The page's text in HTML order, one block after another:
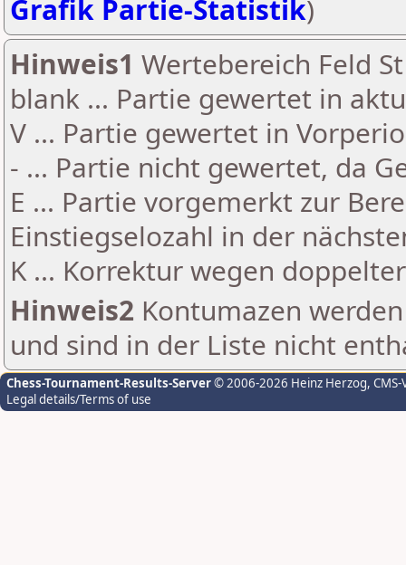
Grafik Partie-Statistik)
Hinweis1 Wertebereich Feld
blank ... Partie gewertet in
V ... Partie gewertet in
- ... Partie nicht gewertet, da
E ... Partie vorgemerkt zur
Einstiegselozahl in der
K ... Korrektur wegen
Hinweis2 Kontumazen
und sind in der Liste nicht
Chess-Tournament-Results-Server© 2006-2026 Heinz Herzog,
Legal details/Terms of use